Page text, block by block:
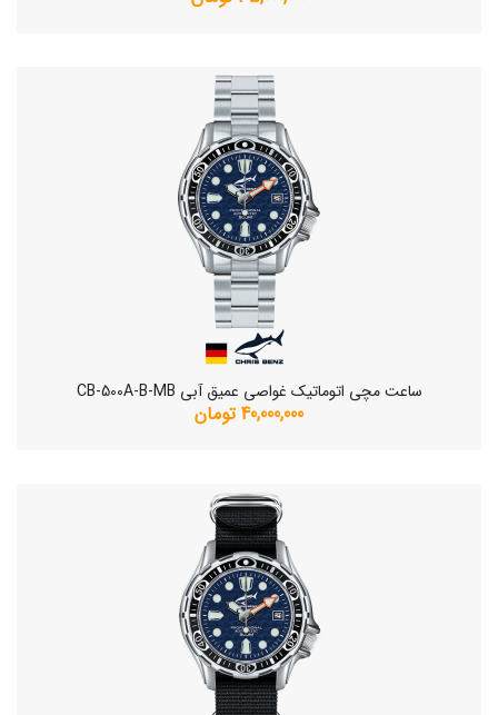
ساعت مچی اتوماتیک غواصی عمیق آبی CB-500A-B-MB
40,000,000 تومان